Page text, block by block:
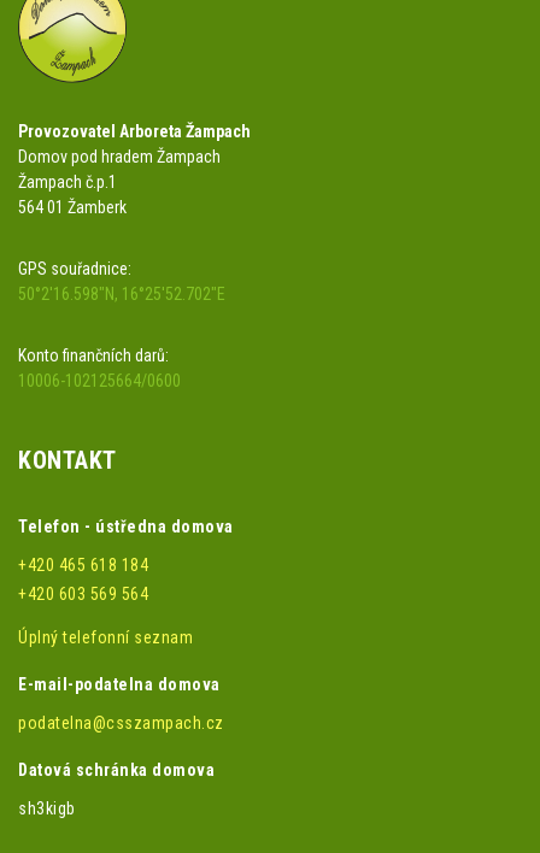
Provozovatel Arboreta Žampach
Domov pod hradem Žampach
Žampach č.p.1
564 01 Žamberk
GPS souřadnice:
50°2'16.598"N, 16°25'52.702"E
Konto finančních darů:
10006-102125664/0600
KONTAKT
Telefon - ústředna domova
+420 465 618 184
+420 603 569 564
Úplný telefonní seznam
E-mail-podatelna domova
podatelna@csszampach.cz
Datová schránka domova
sh3kigb